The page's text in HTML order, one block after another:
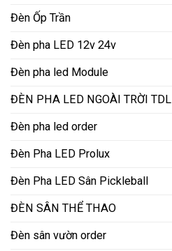
Đèn Ốp Trần
Đèn pha LED 12v 24v
Đèn pha led Module
ĐÈN PHA LED NGOÀI TRỜI TDL
Đèn pha led order
Đèn Pha LED Prolux
Đèn Pha LED Sân Pickleball
ĐÈN SÂN THỂ THAO
Đèn sân vườn order